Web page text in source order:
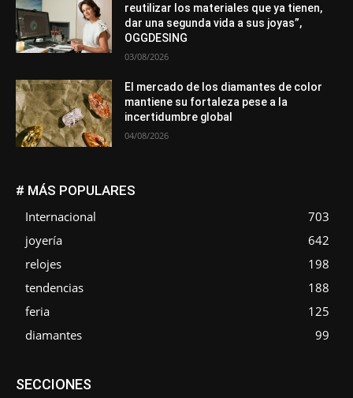
reutilizar los materiales que ya tienen,
dar una segunda vida a sus joyas”,
OGGDESING
03/08/2026
El mercado de los diamantes de color
mantiene su fortaleza pese a la
incertidumbre global
04/08/2026
# MÁS POPULARES
Internacional
703
joyería
642
relojes
198
tendencias
188
feria
125
diamantes
99
SECCIONESAsociaciones
Entrevistas